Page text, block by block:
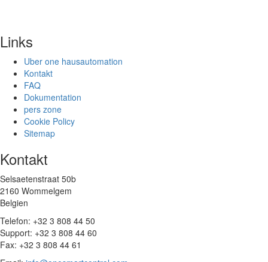
Links
Uber one hausautomation
Kontakt
FAQ
Dokumentation
pers zone
Cookie Policy
Sitemap
Kontakt
Selsaetenstraat 50b
2160 Wommelgem
Belgien
Telefon: +32 3 808 44 50
Support: +32 3 808 44 60
Fax: +32 3 808 44 61